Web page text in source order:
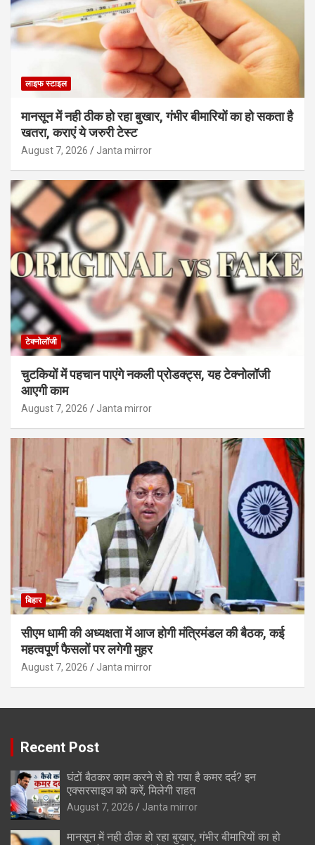
लाइफ स्टाइल
मानसून में नही ठीक हो रहा बुखार, गंभीर बीमारियों का हो सकता है
खतरा, कराएं ये जरुरी टेस्ट
August 7, 2026 Janta mirror
टेक्नोलॉजी
चुटकियों में पहचान पाएंगे नकली प्रोडक्ट्स, यह टेक्नोलॉजी
आएगी काम
August 7, 2026 Janta mirror
बिहार
सीएम धामी की अध्यक्षता में आज होगी मंत्रिमंडल की बैठक, कई
महत्वपूर्ण फैसलों पर लगेगी मुहर
August 7, 2026 Janta mirror
Recent Post
घंटों बैठकर काम करने से हो गया है कमर दर्द? इन
एक्सरसाइज को करें, मिलेगी राहत
August 7, 2026 Janta mirror
मानसून में नही ठीक हो रहा बुखार, गंभीर बीमारियों का हो